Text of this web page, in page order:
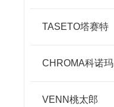
TASETO塔赛特
CHROMA科诺玛
VENN桃太郎